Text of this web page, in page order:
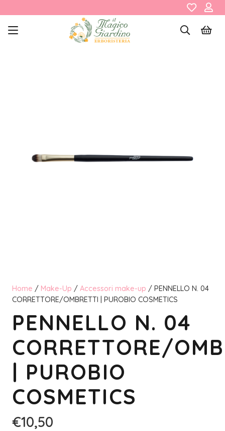
Home / Make-Up / Accessori make-up / PENNELLO N. 04
CORRETTORE/OMBRETTI | PUROBIO COSMETICS
PENNELLO N. 04
CORRETTORE/
| PUROBIO
COSMETICS
€10,50